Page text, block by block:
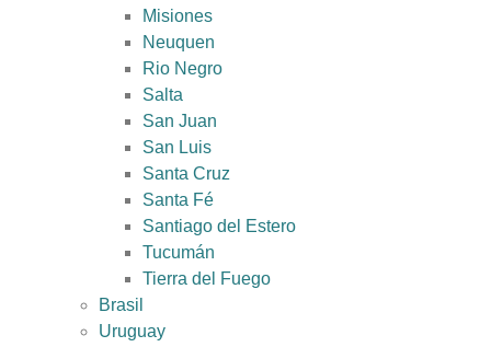
Misiones
Neuquen
Rio Negro
Salta
San Juan
San Luis
Santa Cruz
Santa Fé
Santiago del Estero
Tucumán
Tierra del Fuego
Brasil
Uruguay